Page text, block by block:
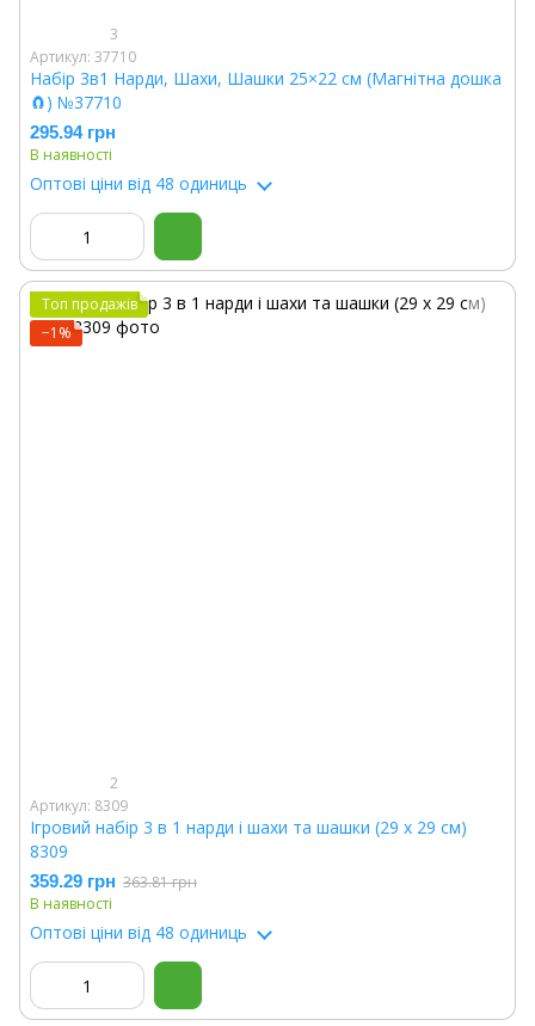
3
Артикул: 37710
Набір 3в1 Нарди, Шахи, Шашки 25×22 см (Магнітна дошка
🧲) №37710
295.94 грн
В наявності
Оптові ціни від 48 одиниць
Топ продажів
−1%
2
Артикул: 8309
Ігровий набір 3 в 1 нарди і шахи та шашки (29 х 29 см)
8309
359.29 грн 363.81 грн
В наявності
Оптові ціни від 48 одиниць